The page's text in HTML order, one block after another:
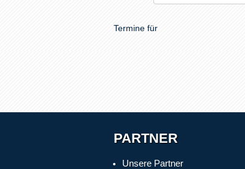
Termine für
PARTNER
Unsere Partner